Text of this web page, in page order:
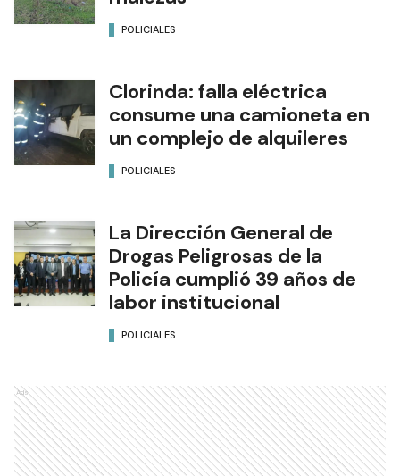
POLICIALES
Clorinda: falla eléctrica
consume una camioneta en
un complejo de alquileres
POLICIALES
La Dirección General de
Drogas Peligrosas de la
Policía cumplió 39 años de
labor institucional
POLICIALES
Ads